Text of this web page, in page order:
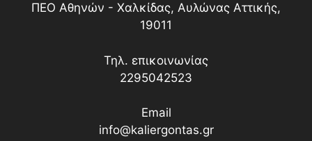
ΠΕΟ Αθηνών - Χαλκίδας, Αυλώνας Αττικής,
19011
Τηλ. επικοινωνίας
2295042523
Email
info@kaliergontas.gr